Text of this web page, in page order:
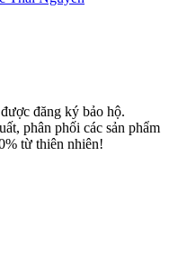
đăng ký bảo hộ.
phân phối các sản phẩm
từ thiên nhiên!